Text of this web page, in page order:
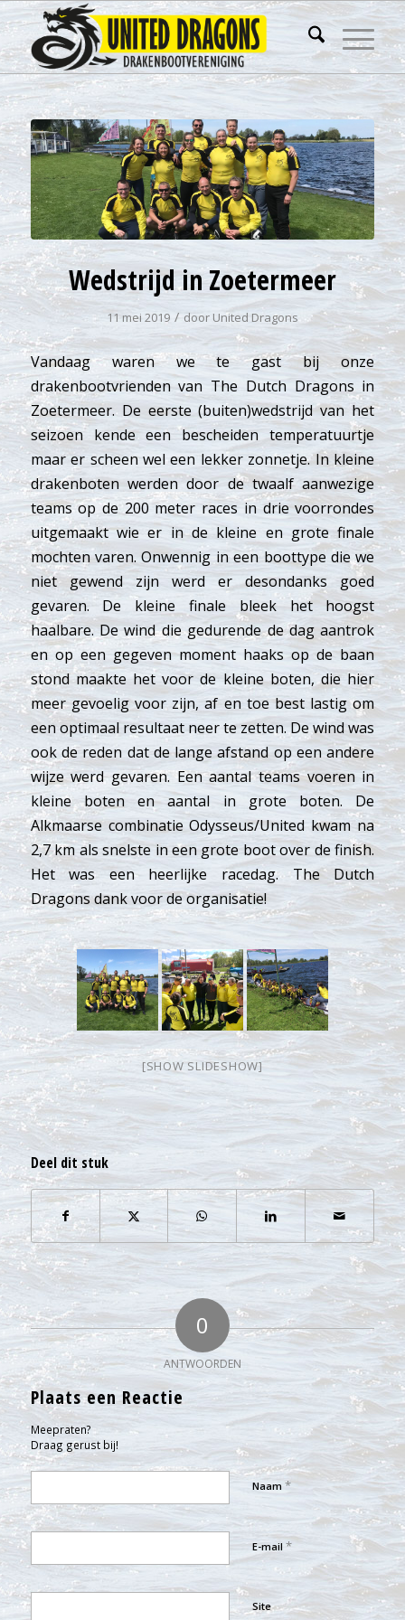
Wedstrijd in Zoetermeer
11 mei 2019 / door United Dragons
Vandaag waren we te gast bij onze
drakenbootvrienden van The Dutch Dragons in
Zoetermeer. De eerste (buiten)wedstrijd van het
seizoen kende een bescheiden temperatuurtje
maar er scheen wel een lekker zonnetje. In kleine
drakenboten werden door de twaalf aanwezige
teams op de 200 meter races in drie voorrondes
uitgemaakt wie er in de kleine en grote finale
mochten varen. Onwennig in een boottype die we
niet gewend zijn werd er desondanks goed
gevaren. De kleine finale bleek het hoogst
haalbare. De wind die gedurende de dag aantrok
en op een gegeven moment haaks op de baan
stond maakte het voor de kleine boten, die hier
meer gevoelig voor zijn, af en toe best lastig om
een optimaal resultaat neer te zetten. De wind was
ook de reden dat de lange afstand op een andere
wijze werd gevaren. Een aantal teams voeren in
kleine boten en aantal in grote boten. De
Alkmaarse combinatie Odysseus/United kwam na
2,7 km als snelste in een grote boot over de finish.
Het was een heerlijke racedag. The Dutch
Dragons dank voor de organisatie!
[SHOW SLIDESHOW]
Deel dit stuk
0
ANTWOORDEN
Plaats een Reactie
Meepraten?
Draag gerust bij!
Naam *
E-mail *
Site